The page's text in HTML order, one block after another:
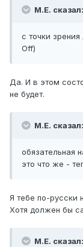
М.Е. сказал:
с точки
Off)
Да. И в этом
не будет.
М.Е. сказал:
обязательная
это что же -
Я тебе по-русски
Хотя должен бы
М.Е. сказал: